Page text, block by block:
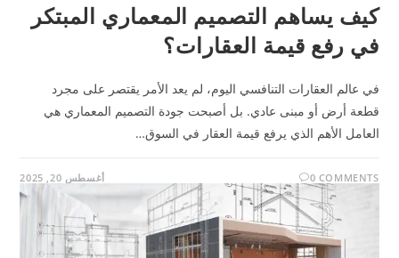
كيف يساهم التصميم المعماري المبتكر
في رفع قيمة العقارات؟
في عالم العقارات التنافسي اليوم، لم يعد الأمر يقتصر على مجرد
قطعة أرض أو مبنى عادي. بل أصبحت جودة التصميم المعماري هي
العامل الأهم الذي يرفع قيمة العقار في السوق…
0 COMMENTS أغسطس 20, 2025